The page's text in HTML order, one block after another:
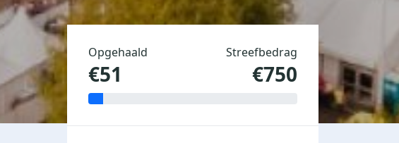
Opgehaald
€51
Streefbedrag
€750